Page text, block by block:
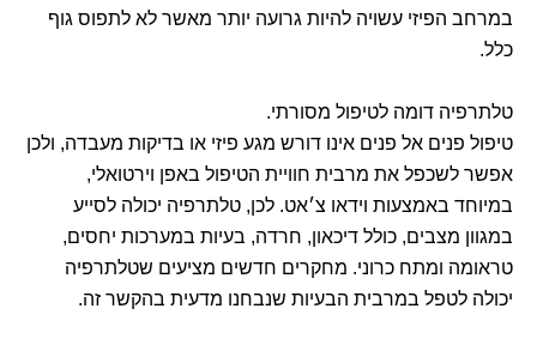
במרחב הפיזי עשויה להיות גרועה יותר מאשר לא לתפוס גוף
כלל.
טלתרפיה דומה לטיפול מסורתי.
טיפול פנים אל פנים אינו דורש מגע פיזי או בדיקות מעבדה, ולכן
אפשר לשכפל את מרבית חוויית הטיפול באפן וירטואלי,
במיוחד באמצעות וידאו צ׳אט. לכן, טלתרפיה יכולה לסייע
במגוון מצבים, כולל דיכאון, חרדה, בעיות במערכות יחסים,
טראומה ומתח כרוני. מחקרים חדשים מציעים שטלתרפיה
יכולה לטפל במרבית הבעיות שנבחנו מדעית בהקשר זה.